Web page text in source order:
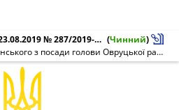
Розпорядження від 23.08.2019 № 287/2019-рп (Чинний)
Про звільнення Ю. Дивинського з посади голови Овруцької районної державної адміністрації Житомирської області